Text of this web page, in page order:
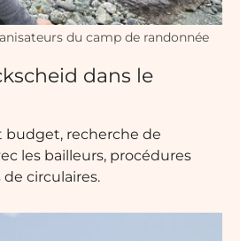
du camp de randonnée
dans le
budget, recherche de
les bailleurs, procédures
circulaires.